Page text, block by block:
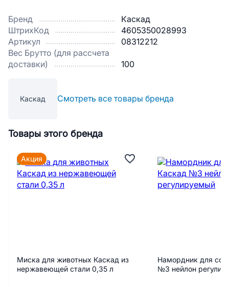
Бренд
Каскад
ШтрихКод
4605350028993
Артикул
08312212
Вес Брутто (для рассчета
доставки)
100
Каскад Смотреть все товары бренда
Товары этого бренда
Миска для животных Каскад из
нержавеющей стали 0,35 л
Акция
Намордник для
№3 нейлон